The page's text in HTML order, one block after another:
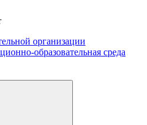
организации
образовательная среда